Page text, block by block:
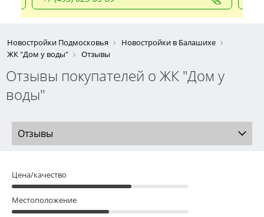
Новостройки Подмосковья
Новостройки в Балашихе
ЖК "Дом у воды"
Отзывы
Отзывы покупателей о ЖК "Дом у
воды"
Отзывы
Цена/качество
Местоположение